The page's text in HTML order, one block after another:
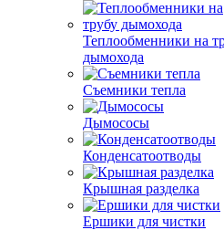
Теплообменники на
дымохода
Съемники тепла
Дымососы
Конденсатоотводы
Крышная разделка
Ершики для чистки